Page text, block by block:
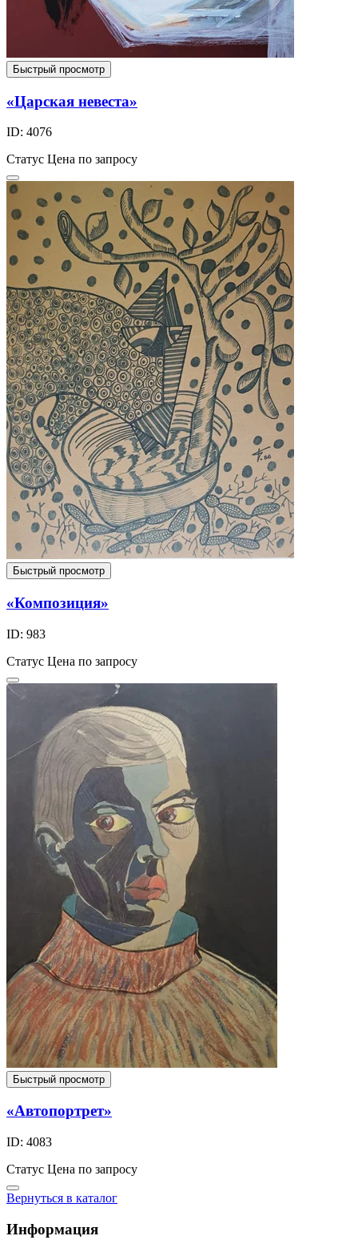
Быстрый просмотр
«Царская невеста»
ID: 4076
Статус Цена по запросу
Быстрый просмотр
«Композиция»
ID: 983
Статус Цена по запросу
Быстрый просмотр
«Автопортрет»
ID: 4083
Статус Цена по запросу
Вернуться в каталог
Информация